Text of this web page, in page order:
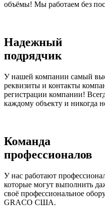
объёмы! Мы работаем без
Надежный
подрядчик
У нашей компании самый
реквизиты и контакты
регистрации компании!
каждому объекту и никогда
Команда
профессионалов
У нас работают
которые могут выполнить
своё профессиональное
GRACO США.